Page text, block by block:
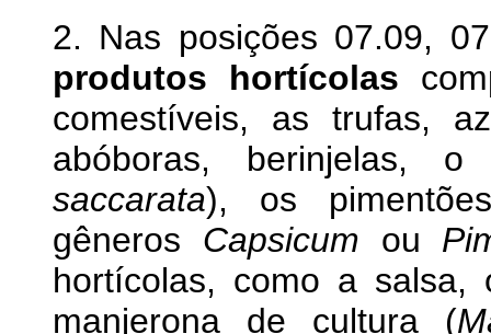
2. Nas posições 07.09,
produtos hortícolas
comestíveis, as trufas,
abóboras, berinjelas,
saccarata), os
gêneros Capsicum ou
hortícolas, como a
manjerona de cultura (